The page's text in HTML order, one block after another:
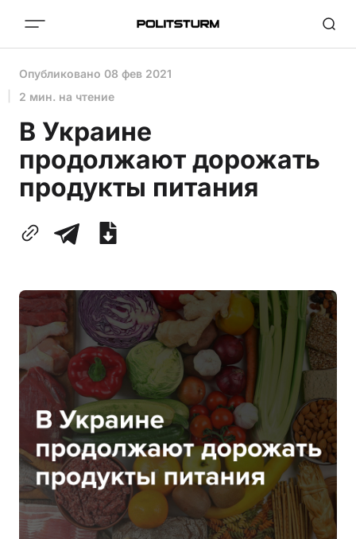
Опубликовано 08 фев 2021
2 мин. на чтение
В Украине
продолжают дорожать
продукты питания